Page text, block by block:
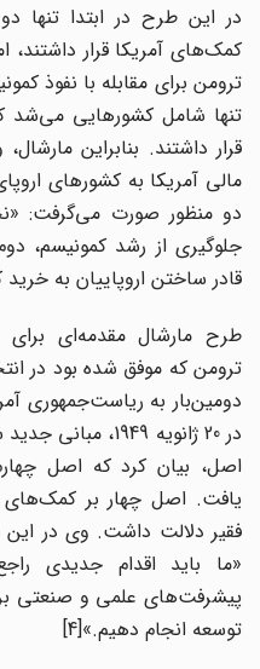
در این طرح در ابتدا تنها
کمک‌‌های آمریکا قرار
ترومن برای مقابله با نفوذ
تنها شامل کشورهایی می‌‌شد
قرار داشتند. بنابراین
مالی آمریکا به کشورهای
دو منظور صورت می‌‌گرفت:
جلوگیری از رشد کمونیسم،
قادر ساختن اروپاییان به خرید
طرح مارشال مقدمه‌‌ای برای
دومین‌بار به ریاست‌جمهوری
در 20 ژانویه 1949،
اصل، بیان کرد که اصل
یافت. اصل چهار بر کمک‌‌های
فقیر دلالت داشت. وی در این
«ما باید اقدام جدیدی
پیشرفت‌‌های علمی و صنعتی
توسعه انجام دهیم.»[4]